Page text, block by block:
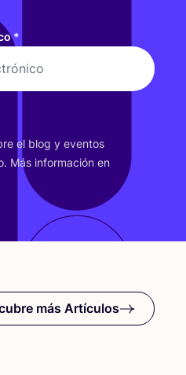
*
el blog y even­tos
Más infor­ma­ción en
más Artículos